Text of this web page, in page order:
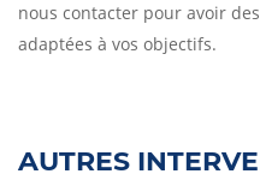
nous contacter pour avoir
adaptées à vos objectifs.
AUTRES